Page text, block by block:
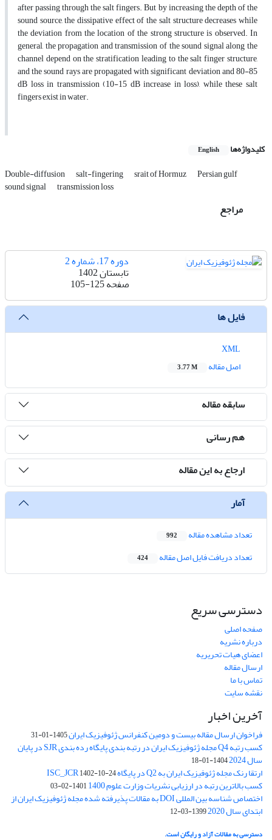
after passing through the salt fingers. But by increasing the depth of the
sound source, the dissipative effect of the salt structure decreases while
the deviation from the location of the strong structure is observed. In
general, the propagation and transmission of the sound signal along the
channel depend on the stratification leading to the salt finger structure,
and the sound rays are propagated with significant deviation and 80-85
dB loss in transmission (10-15 dB increase in loss), while these salt
fingers exist in water.
کلیدواژه‌ها English
Double-diffusion salt-fingering srait of Hormuz Persian gulf
sound signal transmission loss
مراجع
دوره 17، شماره 2
تابستان 1402
صفحه105-125
فایل ها
اصل مقاله
3.77 M
سابقه مقاله
هم رسانی
ارجاع به این مقاله
آمار
تعداد مشاهده مقاله 992
تعداد دریافت فایل اصل مقاله 424
دسترسی سریع
صفحه اصلی
درباره نشریه
اعضای هیات تحریریه
ارسال مقاله
تماس با ما
نقشه سایت
آخرین اخبار
فراخوان ارسال مقاله بیست و دومین کنفرانس ژئوفیزیک ایران1405-01-31
کسب رتبه Q4 مجله ژئوفیزیک ایران در رتبه بندی پایگاه رده بندی SJR در پایان
سال 2024 1404-01-18
ارتقا رنک مجله ژئوفیزیک ایران به Q2 در پایگاه ISC_JCR 1402-10-24
کسب بالاترین رتبه در ارزیابی نشریات وزارت علوم 1400 1401-02-03
اختصاص شناسه بین المللی DOI به مقالات پذیرفته شده مجله ژئوفیزیک ایران از
ابتدای سال 2020 1399-03-12
دسترسی به مقالات آزاد و رایگان است.